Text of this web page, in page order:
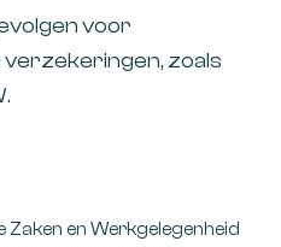
voor
zoals
Zaken en Werkgelegenheid